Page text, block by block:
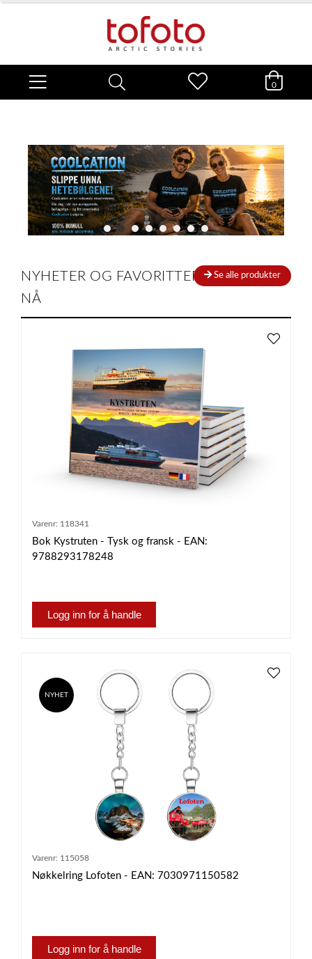
0
Se alle produkter
NYHETER OG FAVORITTER AKKURAT
NÅ
Varenr: 118341
Bok Kystruten - Tysk og fransk - EAN:
9788293178248
Logg inn for å handle
NYHET
Varenr: 115058
Nøkkelring Lofoten - EAN: 7030971150582
Logg inn for å handle